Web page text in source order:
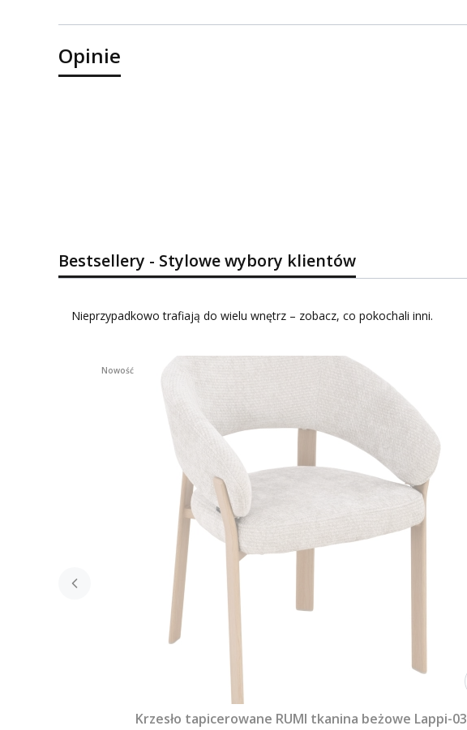
Opinie
Bestsellery - Stylowe wybory klientów
Nieprzypadkowo trafiają do wielu wnętrz – zobacz, co pokochali inni.
Nowość
Krzesło tapicerowane RUMI tkanina beżowe Lappi-03